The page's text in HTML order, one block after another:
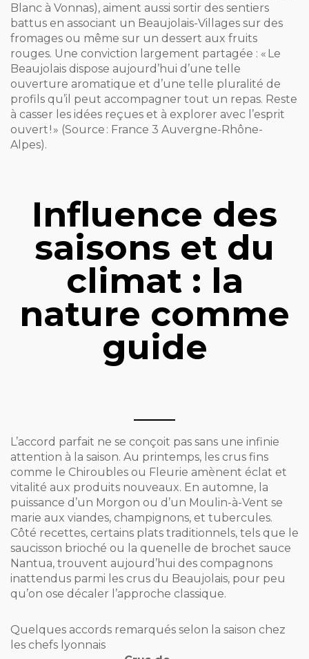
Blanc à Vonnas), aiment aussi sortir des sentiers
battus en associant un Beaujolais-Villages sur des
fromages ou même sur un dessert aux fruits
rouges. Une conviction largement partagée : « Le
Beaujolais dispose aujourd’hui d’une telle
ouverture aromatique et d’une telle pluralité de
profils qu’il peut accompagner tout un repas. Reste
à casser les idées reçues et à explorer avec l’esprit
ouvert ! » (Source : France 3 Auvergne-Rhône-
Alpes).
Influence des
saisons et du
climat : la
nature comme
guide
L’accord parfait ne se conçoit pas sans une infinie
attention à la saison. Au printemps, les crus fins
comme le Chiroubles ou Fleurie amènent éclat et
vitalité aux produits nouveaux. En automne, la
puissance d’un Morgon ou d’un Moulin-à-Vent se
marie aux viandes, champignons, et tubercules.
Côté recettes, certains plats traditionnels, tels que le
saucisson brioché ou la quenelle de brochet sauce
Nantua, trouvent aujourd’hui des compagnons
inattendus parmi les crus du Beaujolais, pour peu
qu’on ose décaler l’approche classique.
Quelques accords remarqués selon la saison chez
les chefs lyonnais